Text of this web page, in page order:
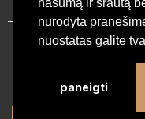
našumą ir srautą
nurodyta
nuostatas galite
paneigti
Profesionali